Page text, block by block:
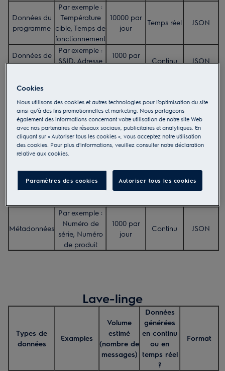
Données du
programme
Par exemple :
Température
cible, Temps de
fonctionnement
10000 par
jour
Temps réel JSON
Données de
connectivité
Par exemple :
SSID, Adresse
1000 par
jour
Continu JSON
Données des
accessoires
de la sonde
alimentaire
jour
Temps réel JSON
Données des
appareils
Par exemple :
État de la
porte, Lumière
de la cavité
10000 par
jour
Temps réel JSON
Données de
configuration
Par exemple :
Température,
Minuteur,
10000 par
jour
Temps réel JSON
Métadonnées
Par exemple :
Numéro de
série, Numéro
de produit
1000 par
jour
Continu JSON
Lave-linge
Types de
données
Examples
Volume
estimé
(nombre de
messages)
Données
générées
en continu
ou en
temps réel
?
Format
Cookies
Nous utilisons des cookies et autres technologies pour l’optimisation du site
ainsi qu’à des fins promotionnelles et marketing. Nous partageons
également des informations concernant votre utilisation de notre site Web
avec nos partenaires de réseaux sociaux, publicitaires et analytiques. En
cliquant sur « Autoriser tous les cookies », vous acceptez notre utilisation
des cookies. Pour plus d'informations, veuillez consulter notre déclaration
relative aux cookies.
Paramètres des cookies Autoriser tous les cookies